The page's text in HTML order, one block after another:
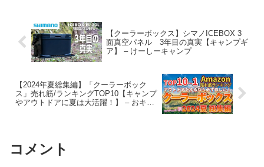
【クーラーボックス】シマノICEBOX 3
面真空パネル 3年目の真実【キャンプギ
ア】 – けーしーキャンプ
【2024年夏総集編】「クーラーボック
ス」売れ筋/ランキングTOP10【キャンプ
やアウトドアに夏は大活躍！】 – おキャ
コメント